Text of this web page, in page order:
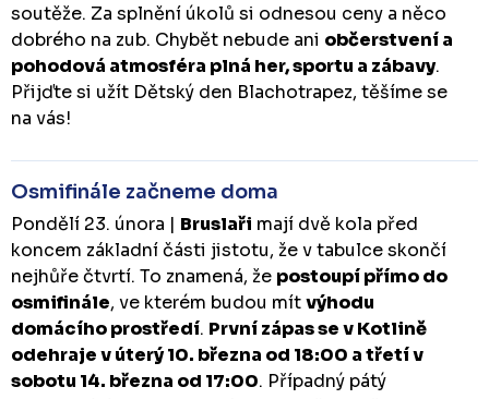
soutěže. Za splnění úkolů si odnesou ceny a něco
dobrého na zub. Chybět nebude ani občerstvení a
pohodová atmosféra plná her, sportu a zábavy.
Přijďte si užít Dětský den Blachotrapez, těšíme se
na vás!
Osmifinále začneme doma
Pondělí 23. února | Bruslaři mají dvě kola před
koncem základní části jistotu, že v tabulce skončí
nejhůře čtvrtí. To znamená, že postoupí přímo do
osmifinále, ve kterém budou mítvýhodu
domácího prostředí. První zápas se v Kotlině
odehraje v úterý 10. března od 18:00 a třetí v
sobotu 14. března od 17:00. Případný pátý